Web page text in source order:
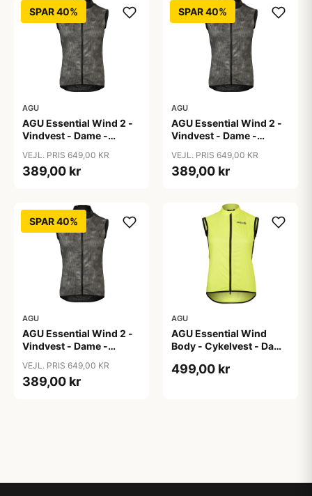
SPAR 40%
AGU
AGU Essential Wind 2 -
Vindvest - Dame -
VEJL. PRIS 649,00 KR
389,00 kr
SPAR 40%
AGU
AGU Essential Wind 2 -
Vindvest - Dame -
VEJL. PRIS 649,00 KR
389,00 kr
SPAR 40%
AGU
AGU Essential Wind 2 -
Vindvest - Dame -
VEJL. PRIS 649,00 KR
389,00 kr
AGU
AGU Essential Wind
Body - Cykelvest - Dame
2XL
499,00 kr